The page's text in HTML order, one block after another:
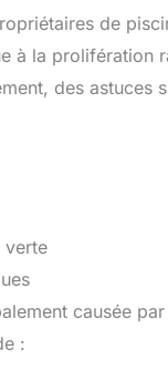
de
à la
des
verte
causée
: